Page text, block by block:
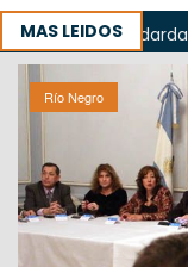
MAS LEIDOS
Odarda
Río Negro